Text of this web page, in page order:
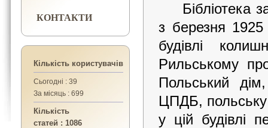
КОНТАКТИ
Кількість користувачів
Сьогодні : 39
За місяць : 699
Кількість
статей : 1086
Бібліотека
з березня 1925
будівлі
Рильському
Польський
ЦПДБ, польську
у цій будівлі